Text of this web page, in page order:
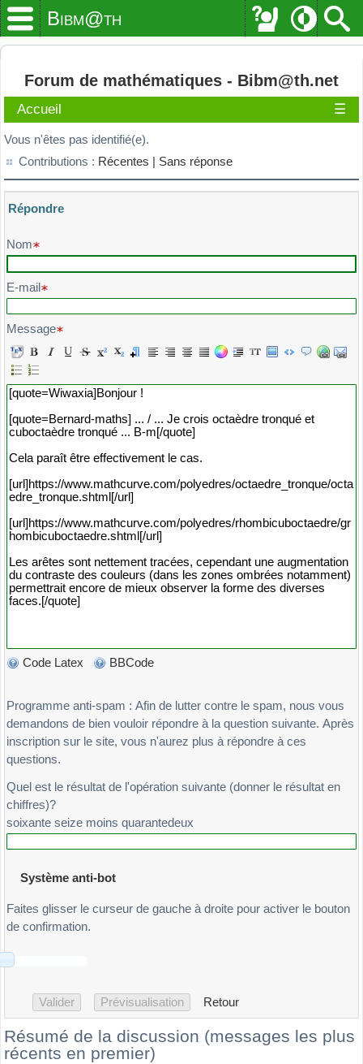
Bibm@th
Forum de mathématiques - Bibm@th.net
Accueil ☰
Vous n'êtes pas identifié(e).
Contributions : Récentes | Sans réponse
Répondre
Veuillez composer votre message et l'envoyer
Nom
E-mail
Message
Code Latex BBCode
Programme anti-spam : Afin de lutter contre le spam, nous vous
demandons de bien vouloir répondre à la question suivante. Après
inscription sur le site, vous n'aurez plus à répondre à ces
questions.
Quel est le résultat de l'opération suivante (donner le résultat en
chiffres)?
soixante seize moins quarantedeux
Système anti-bot
Faites glisser le curseur de gauche à droite pour activer le bouton
de confirmation.
Retour
Résumé de la discussion (messages les plus
récents en premier)